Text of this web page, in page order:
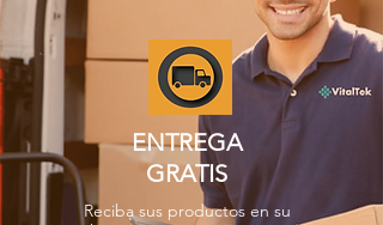
ENTREGA
GRATIS
Reciba sus productos en su